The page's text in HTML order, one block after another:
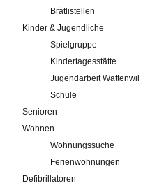
Brätlistellen
Kinder & Jugendliche
Spielgruppe
Kindertagesstätte
Jugendarbeit Wattenwil
Schule
Senioren
Wohnen
Wohnungssuche
Ferienwohnungen
Defibrillatoren